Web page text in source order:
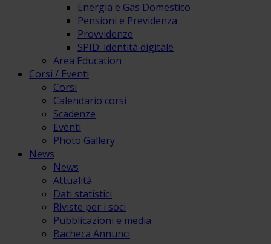
Energia e Gas Domestico
Pensioni e Previdenza
Provvidenze
SPID: identità digitale
Area Education
Corsi / Eventi
Corsi
Calendario corsi
Scadenze
Eventi
Photo Gallery
News
News
Attualità
Dati statistici
Riviste per i soci
Pubblicazioni e media
Bacheca Annunci